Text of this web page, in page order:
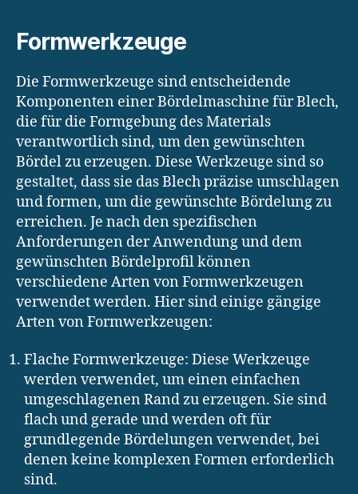
Formwerkzeuge
Die Formwerkzeuge sind entscheidende
Komponenten einer Bördelmaschine für Blech,
die für die Formgebung des Materials
verantwortlich sind, um den gewünschten
Bördel zu erzeugen. Diese Werkzeuge sind so
gestaltet, dass sie das Blech präzise umschlagen
und formen, um die gewünschte Bördelung zu
erreichen. Je nach den spezifischen
Anforderungen der Anwendung und dem
gewünschten Bördelprofil können
verschiedene Arten von Formwerkzeugen
verwendet werden. Hier sind einige gängige
Arten von Formwerkzeugen:
Flache Formwerkzeuge: Diese Werkzeuge
werden verwendet, um einen einfachen
umgeschlagenen Rand zu erzeugen. Sie sind
flach und gerade und werden oft für
grundlegende Bördelungen verwendet, bei
denen keine komplexen Formen erforderlich
sind.